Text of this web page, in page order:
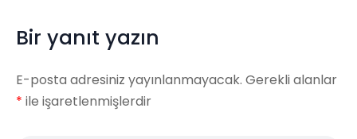
Bir yanıt yazın
E-posta adresiniz yayınlanmayacak. Gerekli alanlar
* ile işaretlenmişlerdir